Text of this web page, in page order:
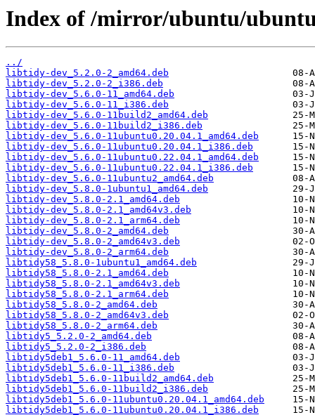
Index of /mirror/ubuntu/
../
libtidy-dev_5.2.0-2_amd64.deb
libtidy-dev_5.2.0-2_i386.deb
libtidy-dev_5.6.0-11_amd64.deb
libtidy-dev_5.6.0-11_i386.deb
libtidy-dev_5.6.0-11build2_amd64.deb
libtidy-dev_5.6.0-11build2_i386.deb
libtidy-dev_5.6.0-11ubuntu0.20.04.1_amd64.deb
libtidy-dev_5.6.0-11ubuntu0.20.04.1_i386.deb
libtidy-dev_5.6.0-11ubuntu0.22.04.1_amd64.deb
libtidy-dev_5.6.0-11ubuntu0.22.04.1_i386.deb
libtidy-dev_5.6.0-11ubuntu2_amd64.deb
libtidy-dev_5.8.0-1ubuntu1_amd64.deb
libtidy-dev_5.8.0-2.1_amd64.deb
libtidy-dev_5.8.0-2.1_amd64v3.deb
libtidy-dev_5.8.0-2.1_arm64.deb
libtidy-dev_5.8.0-2_amd64.deb
libtidy-dev_5.8.0-2_amd64v3.deb
libtidy-dev_5.8.0-2_arm64.deb
libtidy58_5.8.0-1ubuntu1_amd64.deb
libtidy58_5.8.0-2.1_amd64.deb
libtidy58_5.8.0-2.1_amd64v3.deb
libtidy58_5.8.0-2.1_arm64.deb
libtidy58_5.8.0-2_amd64.deb
libtidy58_5.8.0-2_amd64v3.deb
libtidy58_5.8.0-2_arm64.deb
libtidy5_5.2.0-2_amd64.deb
libtidy5_5.2.0-2_i386.deb
libtidy5deb1_5.6.0-11_amd64.deb
libtidy5deb1_5.6.0-11_i386.deb
libtidy5deb1_5.6.0-11build2_amd64.deb
libtidy5deb1_5.6.0-11build2_i386.deb
libtidy5deb1_5.6.0-11ubuntu0.20.04.1_amd64.deb
libtidy5deb1_5.6.0-11ubuntu0.20.04.1_i386.deb